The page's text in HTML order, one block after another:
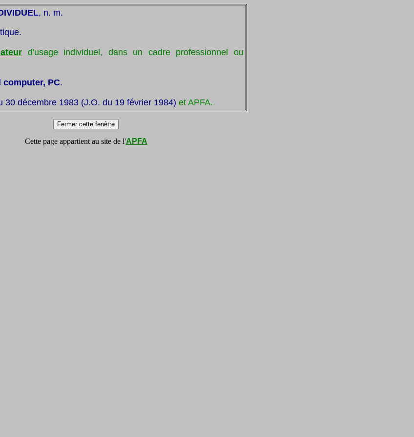
, n. m.
d'usage individuel, dans un cadre professionnel ou
computer, PC.
30 décembre 1983 (J.O. du 19 février 1984) et APFA.
Cette page appartient au site de l'APFA